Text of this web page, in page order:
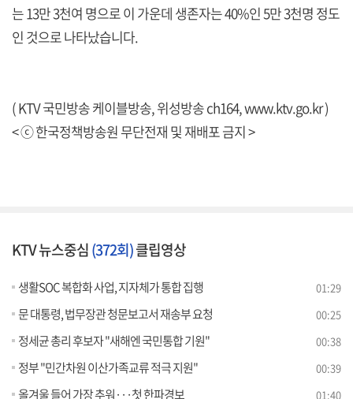
는 13만 3천여 명으로 이 가운데 생존자는 40%인 5만 3천명 정도
인 것으로 나타났습니다.
( KTV 국민방송 케이블방송, 위성방송 ch164,www.ktv.go.kr)
< ⓒ 한국정책방송원 무단전재 및 재배포 금지 >
KTV 뉴스중심(372회)클립영상
생활SOC 복합화 사업, 지자체가 통합 집행 01:29
문 대통령, 법무장관 청문보고서 재송부 요청 00:25
정세균 총리 후보자 "새해엔 국민통합 기원" 00:38
정부 "민간차원 이산가족교류 적극 지원" 00:39
올겨울 들어 가장 추워···첫 한파경보 01:40